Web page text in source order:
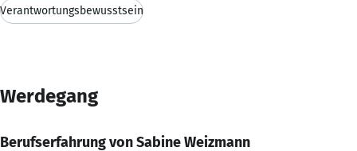
Verantwortungsbewusstsein
Werdegang
Berufserfahrung von Sabine Weizmann